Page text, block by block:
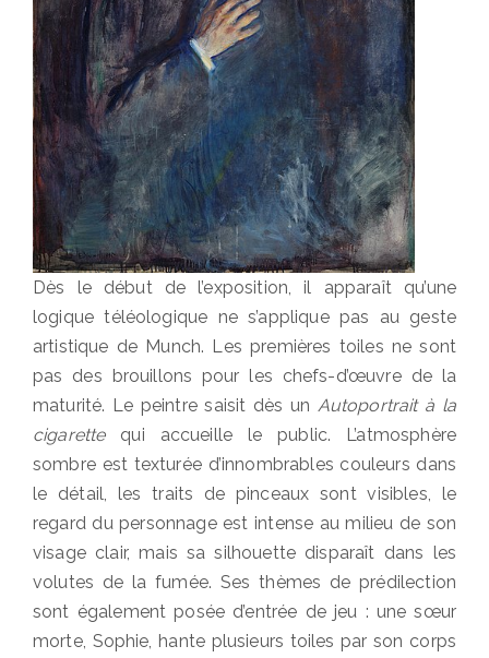
Dès le début de l’exposition, il apparaît qu’une
logique téléologique ne s’applique pas au geste
artistique de Munch. Les premières toiles ne sont
pas des brouillons pour les chefs-d’œuvre de la
maturité. Le peintre saisit dès un Autoportrait à la
cigarettequi accueille le public. L’atmosphère
sombre est texturée d’innombrables couleurs dans
le détail, les traits de pinceaux sont visibles, le
regard du personnage est intense au milieu de son
visage clair, mais sa silhouette disparaît dans les
volutes de la fumée. Ses thèmes de prédilection
sont également posée d’entrée de jeu : une sœur
morte, Sophie, hante plusieurs toiles par son corps